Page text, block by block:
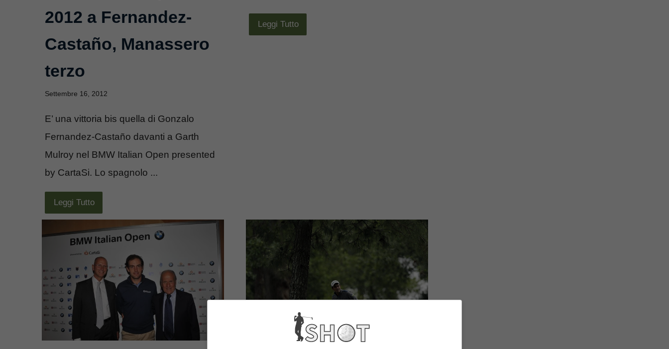
2012 a Fernandez-
Castaño, Manassero
terzo
Settembre 16, 2012
E’ una vittoria bis quella di Gonzalo
Fernandez-Castaño davanti a Garth
Mulroy nel BMW Italian Open presented
by CartaSi. Lo spagnolo ...
Leggi Tutto
Leggi Tutto